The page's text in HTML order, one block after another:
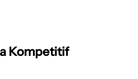
Kompetitif